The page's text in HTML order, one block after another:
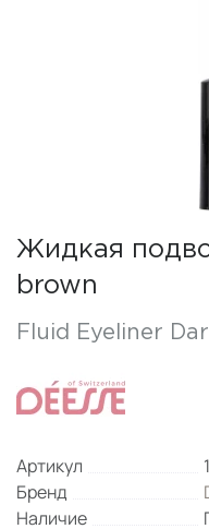
Жидкая
brown
Fluid Eyeliner
Артикул
Бренд
Наличие